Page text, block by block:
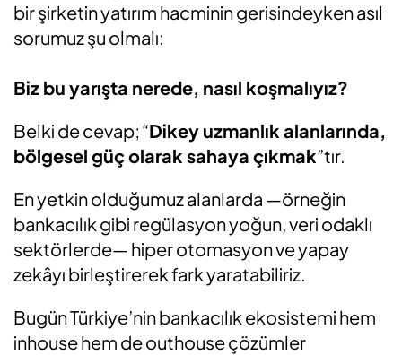
bir şirketin yatırım hacminin gerisindeyken asıl
sorumuz şu olmalı:
Biz bu yarışta nerede, nasıl koşmalıyız?
Belki de cevap; “Dikey uzmanlık alanlarında,
bölgesel güç olarak sahaya çıkmak”tır.
En yetkin olduğumuz alanlarda —örneğin
bankacılık gibi regülasyon yoğun, veri odaklı
sektörlerde— hiper otomasyon ve yapay
zekâyı birleştirerek fark yaratabiliriz.
Bugün Türkiye’nin bankacılık ekosistemi hem
inhouse hem de outhouse çözümler